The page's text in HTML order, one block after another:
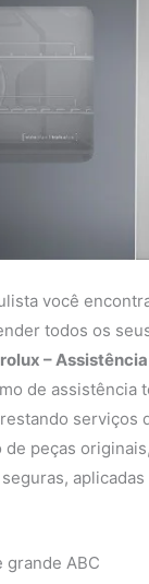
você
todos os
–
de assistência
serviços
peças
grande ABC